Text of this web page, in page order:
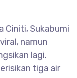
Ciniti, Sukabumi
namun
lagi.
tiga air